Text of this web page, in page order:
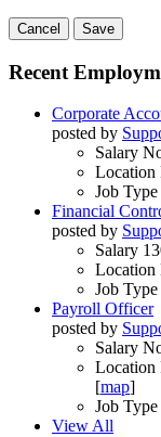
Cancel Save
Recent
Corporate
posted by
Salary
Location
Job Type
Financial
posted by
Salary
Location
Job Type
Payroll Officer
posted by
Salary
Location
[map]
Job Type
View All